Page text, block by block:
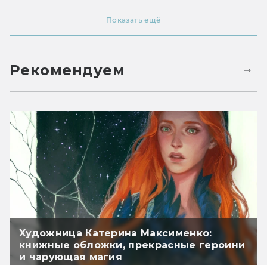
Показать ещё
Рекомендуем
Художница Катерина Максименко:
книжные обложки, прекрасные героини
и чарующая магия